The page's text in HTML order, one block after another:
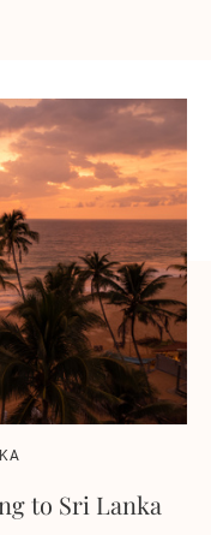
to Sri Lanka